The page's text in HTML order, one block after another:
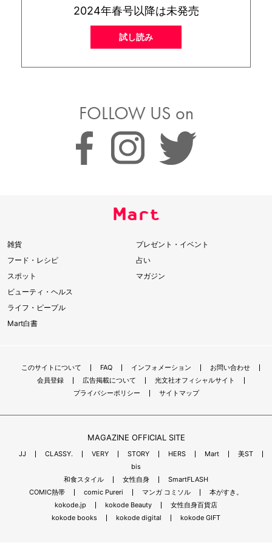
2024年春号以降は未発売
試し読み
FOLLOW US on
雑貨
フード・レシピ
スポット
ビューティ・ヘルス
ライフ・ピープル
Mart白書
プレゼント・イベント
占い
マガジン
このサイトについて FAQ インフォメーション
お問い合わせ
会員登録
広告掲載について
光文社オフィシャルサイト
プライバシーポリシー
サイトマップ
MAGAZINE OFFICIAL SITE
JJ CLASSY. VERY STORY HERS Mart
美ST
bis
和食スタイル
女性自身
SmartFLASH
COMIC熱帯
comic Pureri マンガ コミソル
本がすき。
kokode.jp
kokode Beauty
女性自身百貨店
kokode books
kokode digital kokode GIFT